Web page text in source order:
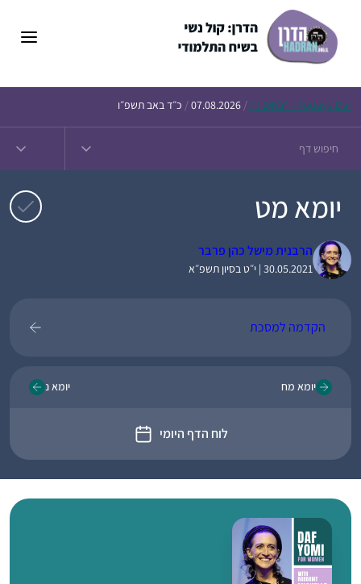
Today’s Daf – זבחים נ״ו /
07.08.2026
/ כ״ד באב תשפ״ו
יומא מט
הרבנית מישל כהן פרבר
30.05.2021 | י״ט בסיון תשפ״א
הקדמה למסכת
יומא מח
לוח הדף היומי
יומא נ